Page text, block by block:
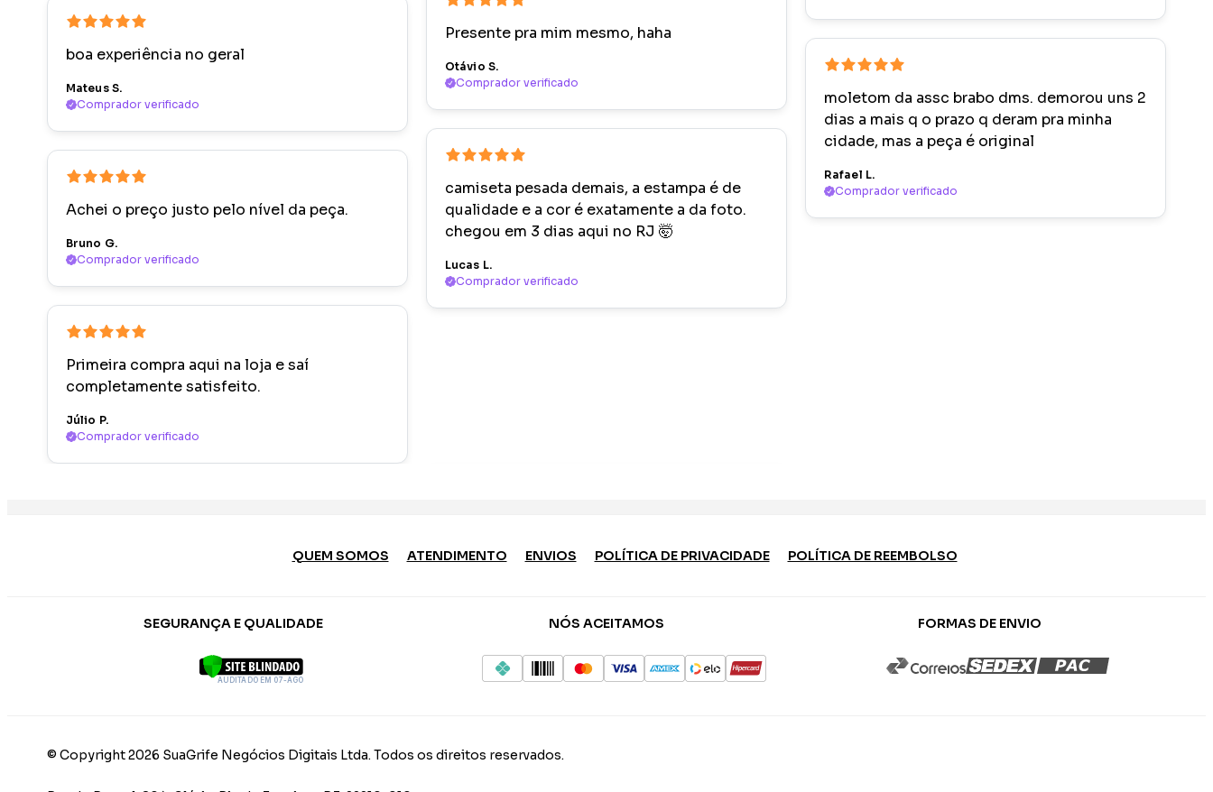
boa experiência no geral
Mateus S.
Comprador verificado
Achei o preço justo pelo nível da peça.
Bruno G.
Comprador verificado
Primeira compra aqui na loja e saí
completamente satisfeito.
Júlio P.
Comprador verificado
Presente pra mim mesmo, haha
Otávio S.
Comprador verificado
camiseta pesada demais, a estampa é de
qualidade e a cor é exatamente a da foto.
chegou em 3 dias aqui no RJ 🤯
Lucas L.
Comprador verificado
moletom da assc brabo dms. demorou uns 2
dias a mais q o prazo q deram pra minha
cidade, mas a peça é original
Rafael L.
Comprador verificado
QUEM SOMOS ATENDIMENTO ENVIOS POLÍTICA DE PRIVACIDADE POLÍTICA DE REEMBOLSO
SEGURANÇA E QUALIDADE
AUDITADO EM 07-AGO
NÓS ACEITAMOS FORMAS DE ENVIO
© Copyright 2026 SuaGrife Negócios Digitais Ltda. Todos os direitos reservados.